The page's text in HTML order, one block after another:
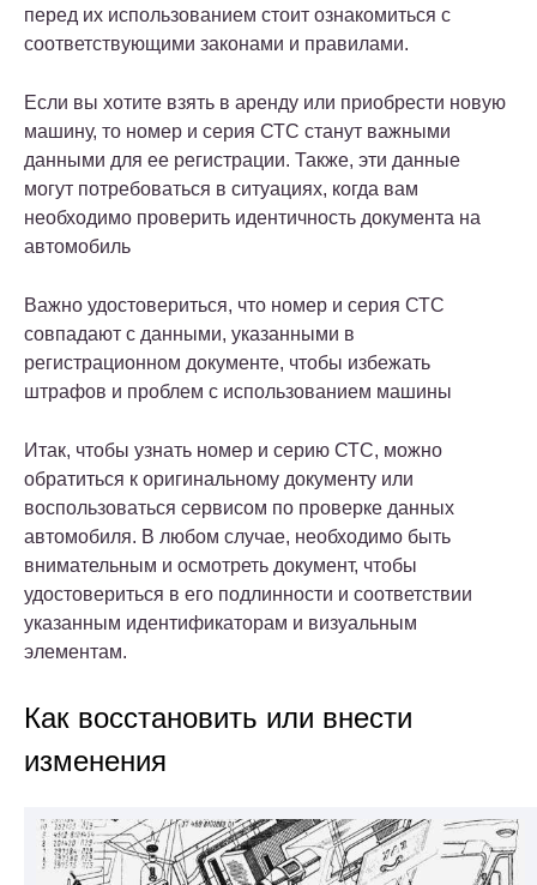
перед их использованием стоит ознакомиться с
соответствующими законами и правилами.
Если вы хотите взять в аренду или приобрести новую
машину, то номер и серия СТС станут важными
данными для ее регистрации. Также, эти данные
могут потребоваться в ситуациях, когда вам
необходимо проверить идентичность документа на
автомобиль
Важно удостовериться, что номер и серия СТС
совпадают с данными, указанными в
регистрационном документе, чтобы избежать
штрафов и проблем с использованием машины
Итак, чтобы узнать номер и серию СТС, можно
обратиться к оригинальному документу или
воспользоваться сервисом по проверке данных
автомобиля. В любом случае, необходимо быть
внимательным и осмотреть документ, чтобы
удостовериться в его подлинности и соответствии
указанным идентификаторам и визуальным
элементам.
Как восстановить или внести
изменения